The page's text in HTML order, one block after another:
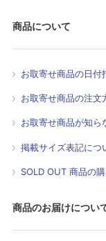
商品について
お取寄せ商品の日付
お取寄せ商品の注文
お取寄せ商品が知ら
掲載サイズ表記につ
SOLD OUT 商品の
商品のお届けについ